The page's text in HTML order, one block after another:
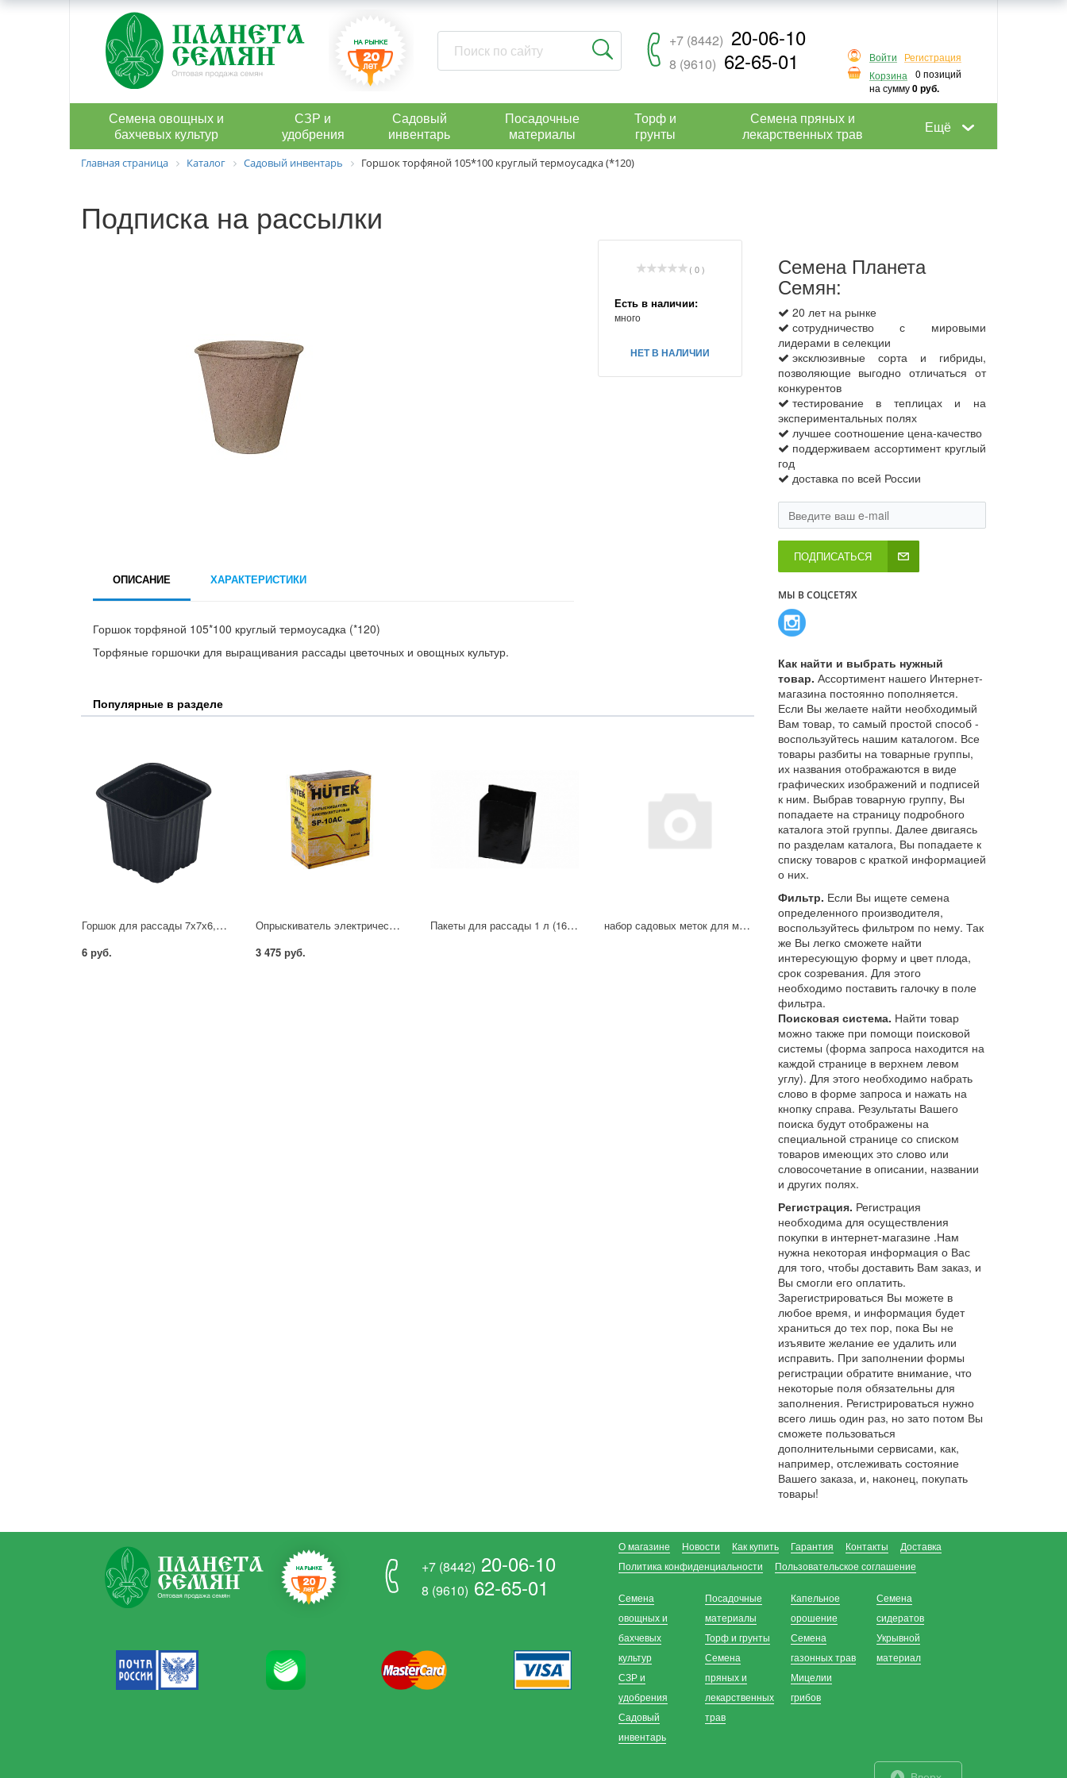
+7 (8442) 20-06-10
8 (9610) 62-65-01 Войти
Регистрация
Корзина
0 позиций
на сумму0 руб.
Семена овощных и
бахчевых культур
СЗР и
удобрения
Садовый
инвентарь
Посадочные
материалы
Торф и
грунты
Семена пряных и
лекарственных трав
Ещё
Главная страница Каталог Садовый инвентарь Горшок торфяной 105*100 круглый термоусадка (*120)
Подписка на рассылки
( 0 )
Есть в наличии:
много
НЕТ В НАЛИЧИИ
ОПИСАНИЕ ХАРАКТЕРИСТИКИ
Горшок торфяной 105*100 круглый термоусадка (*120)
Торфяные горшочки для выращивания рассады цветочных и овощных культур.
Популярные в разделе
Горшок для рассады 7х7х6,5 черный 0,21л
6 руб.
Опрыскиватель электрический SP-10AC Huter 70/13/52
3 475 руб.
Пакеты для рассады 1 л (16*20см) уп.100 шт набор садовых меток для маркировки растений, белые (20шт/уп)
Семена Планета
Семян:
20 лет на рынке
сотрудничество с мировыми
лидерами в селекции
эксклюзивные сорта и гибриды,
позволяющие выгодно отличаться от
конкурентов
тестирование в теплицах и на
экспериментальных полях
лучшее соотношение цена-качество
поддерживаем ассортимент круглый
год
доставка по всей России
ПОДПИСАТЬСЯ
МЫ В СОЦСЕТЯХ
Как найти и выбрать нужный
товар. Ассортимент нашего Интернет-
магазина постоянно пополняется.
Если Вы желаете найти необходимый
Вам товар, то самый простой способ -
воспользуйтесь нашим каталогом. Все
товары разбиты на товарные группы,
их названия отображаются в виде
графических изображений и подписей
к ним. Выбрав товарную группу, Вы
попадаете на страницу подробного
каталога этой группы. Далее двигаясь
по разделам каталога, Вы попадаете к
списку товаров с краткой информацией
о них.
Фильтр. Если Вы ищете семена
определенного производителя,
воспользуйтесь фильтром по нему. Так
же Вы легко сможете найти
интересующую форму и цвет плода,
срок созревания. Для этого
необходимо поставить галочку в поле
фильтра.
Поисковая система. Найти товар
можно также при помощи поисковой
системы (форма запроса находится на
каждой странице в верхнем левом
углу). Для этого необходимо набрать
слово в форме запроса и нажать на
кнопку справа. Результаты Вашего
поиска будут отображены на
специальной странице со списком
товаров имеющих это слово или
словосочетание в описании, названии
и других полях.
Регистрация. Регистрация
необходима для осуществления
покупки в интернет-магазине .Нам
нужна некоторая информация о Вас
для того, чтобы доставить Вам заказ, и
Вы смогли его оплатить.
Зарегистрироваться Вы можете в
любое время, и информация будет
храниться до тех пор, пока Вы не
изъявите желание ее удалить или
исправить. При заполнении формы
регистрации обратите внимание, что
некоторые поля обязательны для
заполнения. Регистрироваться нужно
всего лишь один раз, но зато потом Вы
сможете пользоваться
дополнительными сервисами, как,
например, отслеживать состояние
Вашего заказа, и, наконец, покупать
товары!
+7 (8442) 20-06-10
8 (9610) 62-65-01
О магазине Новости Как купить Гарантия Контакты
Доставка
Политика конфиденциальности
Пользовательское соглашение
Семена
овощных и
бахчевых
культур
СЗР и
удобрения
Садовый
инвентарь
Посадочные
материалы
Торф и грунты
Семена
пряных и
лекарственных
трав
Капельное
орошение
Семена
газонных трав
Мицелии
грибов
Семена
сидератов
Укрывной
материал